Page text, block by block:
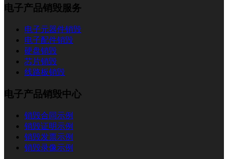
电子产品销毁服务
电子元器件销毁
电子配件销毁
硬盘销毁
芯片销毁
线路板销毁
电子产品销毁中心
销毁合同示例
销毁证明示例
销毁发票示例
销毁录像示例